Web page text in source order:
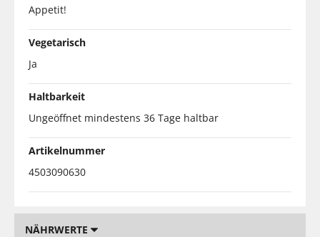
Appetit!
Vegetarisch
Ja
Haltbarkeit
Ungeöffnet mindestens 36 Tage haltbar
Artikelnummer
4503090630
NÄHRWERTE